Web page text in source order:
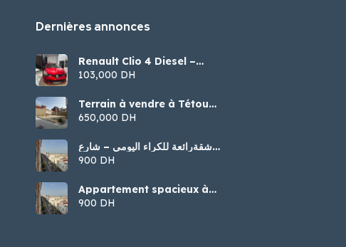
Dernières annonces
Renault Clio 4 Diesel –
Modèle 2016
103,000 DH
Terrain à vendre à Tétouan
– Malalienne
650,000 DH
شقةرائعة للكراء اليومي – شارع
الجيش الملكي، تطوان
900 DH
Appartement spacieux à
louer par jour – Tétouan
(Jaych Malaki)
900 DH